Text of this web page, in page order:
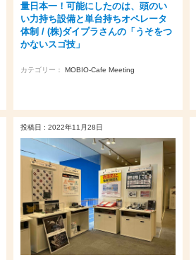
量日本一！可能にしたのは、頭のい
い力持ち設備と単台持ちオペレータ
体制 / (株)ダイプラさんの「うそをつ
かないスゴ技」
カテゴリー： MOBIO-Cafe Meeting
投稿日 : 2022年11月28日